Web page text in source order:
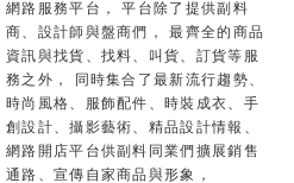
網路服務平台， 平台除了提供副料
商、設計師與盤商們， 最齊全的商品
資訊與找貨、找料、叫貨、訂貨等服
務之外， 同時集合了最新流行趨勢、
時尚風格、服飾配件、時裝成衣、手
創設計、攝影藝術、精品設計情報、
網路開店平台供副料同業們擴展銷售
通路、宣傳自家商品與形象，